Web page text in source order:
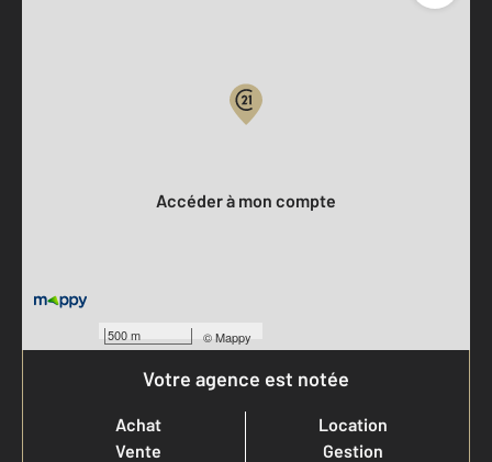
500 m ©Mappy
Accéder à mon compte
Votre agence est notée
Achat
Vente
Location
Gestion